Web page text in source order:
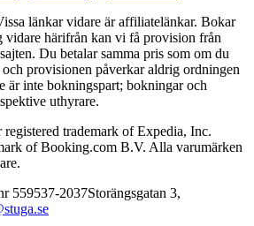
länkar vidare är affiliatelänkar. Bokar
vidare härifrån kan vi få provision från
Du betalar samma pris som om du
provisionen påverkar aldrig ordningen
är inte bokningspart; bokningar och
uthyrare.
trademark of Expedia, Inc.
of Booking.com B.V. Alla varumärken
559537-2037Storängsgatan 3,